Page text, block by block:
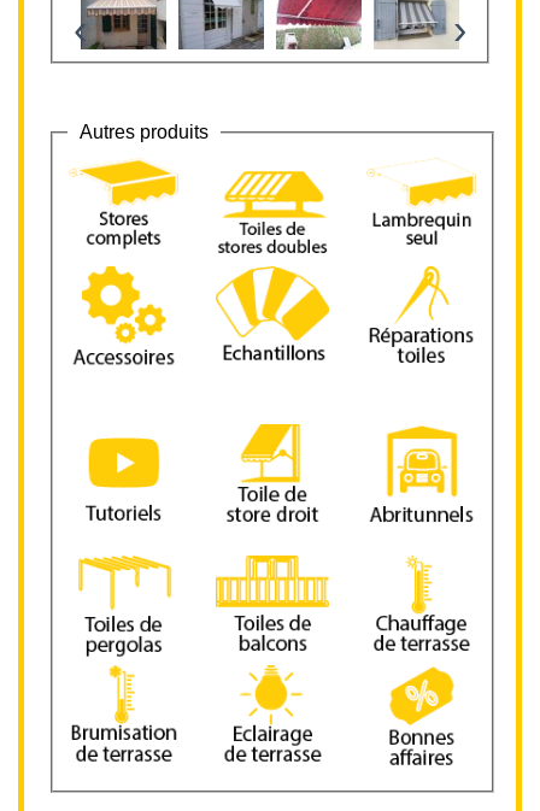
‹ ›
Autres produits